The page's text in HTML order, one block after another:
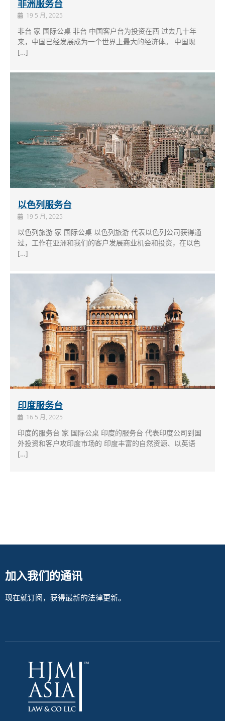
非洲服务台
19 5 月, 2025
非台 家 国际公桌 非台 中国客户台为投资在西 过去几十年
来，中国已经发展成为一个世界上最大的经济体。 中国现
[…]
以色列服务台
19 5 月, 2025
以色列旅游 家 国际公桌 以色列旅游 代表以色列公司获得通
过，工作在亚洲和我们的客户发展商业机会和投资，在以色
[…]
印度服务台
16 5 月, 2025
印度的服务台 家 国际公桌 印度的服务台 代表印度公司到国
外投资和客户攻印度市场的 印度丰富的自然资源、以英语
[…]
加入我们的通讯
现在就订阅，获得最新的法律更新。